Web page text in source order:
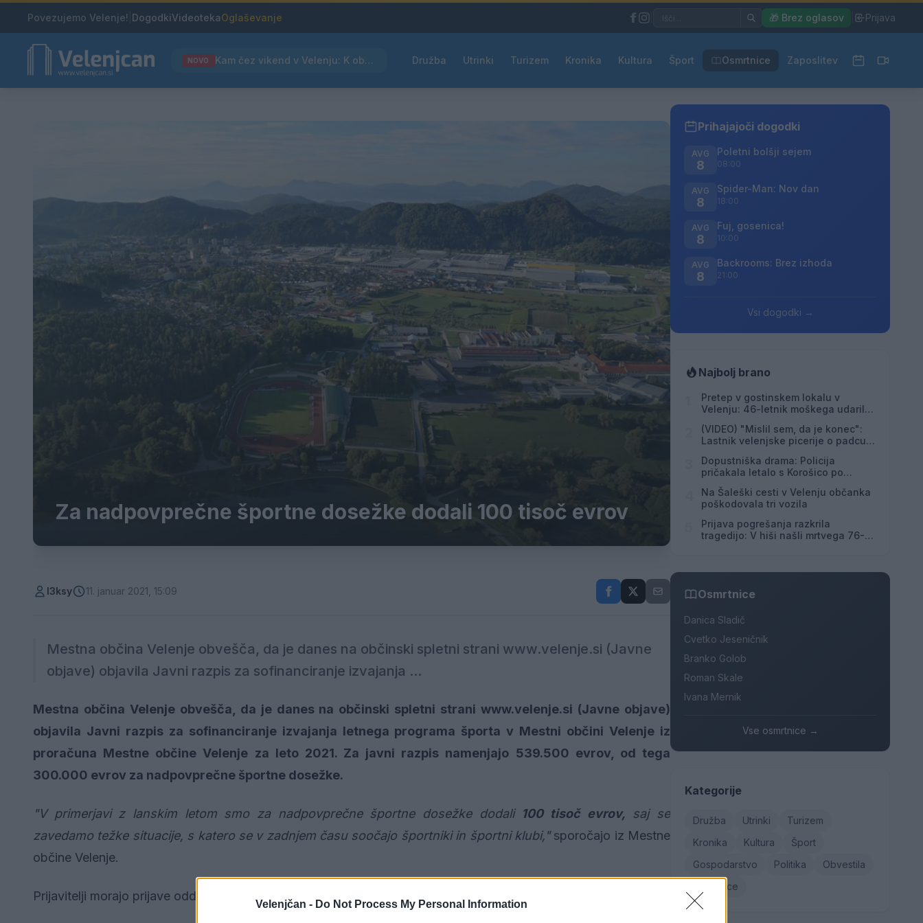
Velenjčan - Do Not Process My Personal Information
Povezujemo Velenje! DogodkiVideotekaOglaševanje 🎁 Brez oglasov Prijava
NOVO Kam čez vikend v Velenju: K obisku vabi Poletni bolšji sejem Družba Utrinki Turizem Kronika Kultura Šport Osmrtnice Zaposlitev
Za nadpovprečne športne dosežke dodali 100 tisoč evrov
l3ksy 11. januar 2021, 15:09
Mestna občina Velenje obvešča, da je danes na občinski spletni strani www.velenje.si (Javne
objave) objavila Javni razpis za sofinanciranje izvajanja ...
Mestna občina Velenje obvešča, da je danes na občinski spletni strani www.velenje.si (Javne objave)
objavila Javni razpis za sofinanciranje izvajanja letnega programa športa v Mestni občini Velenje iz
proračuna Mestne občine Velenje za leto 2021. Za javni razpis namenjajo 539.500 evrov, od tega
300.000 evrov za nadpovprečne športne dosežke.
"V primerjavi z lanskim letom smo za nadpovprečne športne dosežke dodali 100 tisoč evrov, saj se
zavedamo težke situacije, s katero se v zadnjem času soočajo športniki in športni klubi,"sporočajo iz Mestne
občine Velenje.
Prijavitelji morajo prijave oddati do vključno 9. februarja 2021 do 15. ure.
Prihajajoči dogodki
AVG
8
Poletni bolšji sejem
08:00
AVG
8
Spider-Man: Nov dan
18:00
AVG
8
Fuj, gosenica!
10:00
AVG
8
Backrooms: Brez izhoda
21:00
Vsi dogodki →
Najbolj brano
Pretep v gostinskem lokalu v
Velenju: 46-letnik moškega udaril s
(VIDEO) "Mislil sem, da je konec":
Lastnik velenjske picerije o padcu s
Dopustniška drama: Policija
pričakala letalo s Korošico po
Na Šaleški cesti v Velenju občanka
poškodovala tri vozila
Prijava pogrešanja razkrila
tragedijo: V hiši našli mrtvega 76-
Osmrtnice
Danica Sladič
Cvetko Jeseničnik
Branko Golob
Roman Skale
Ivana Mernik
Vse osmrtnice →
Kategorije
Družba Utrinki
Turizem
Kronika
Kultura
Šport
Gospodarstvo
Politika
Obvestila
Osmrtnice